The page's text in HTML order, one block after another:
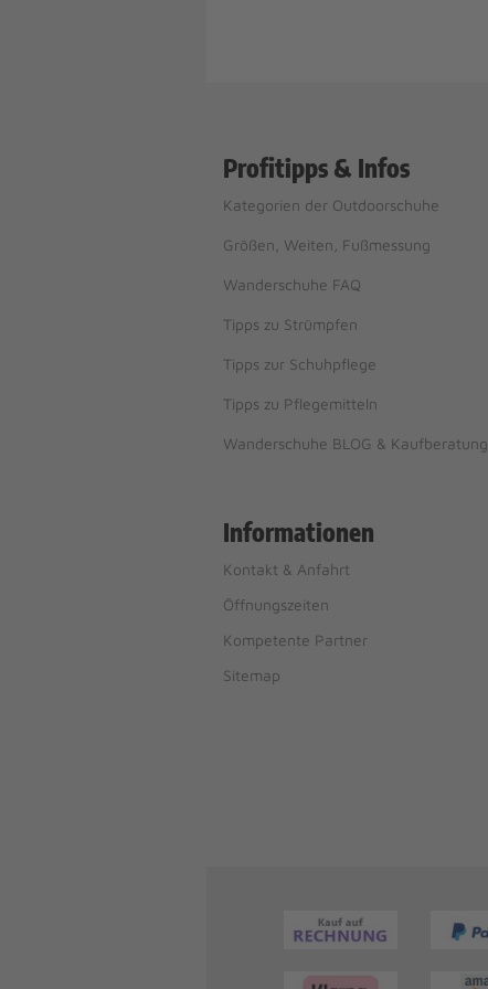
Profitipps & Infos
Kategorien der Outdoorschuhe
Größen, Weiten, Fußmessung
Wanderschuhe FAQ
Tipps zu Strümpfen
Tipps zur Schuhpflege
Tipps zu Pflegemitteln
Wanderschuhe BLOG & Kaufberatung
Informationen
Kontakt & Anfahrt
Öffnungszeiten
Kompetente Partner
Sitemap